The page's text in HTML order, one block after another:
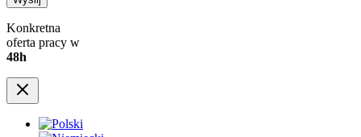
Konkretna
oferta pracy w
48h